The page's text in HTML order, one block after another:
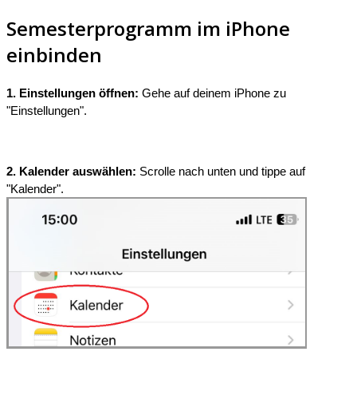
Semesterprogramm im iPhone
einbinden
1. Einstellungen öffnen: Gehe auf deinem iPhone zu
"Einstellungen".
2. Kalender auswählen: Scrolle nach unten und tippe auf
"Kalender".